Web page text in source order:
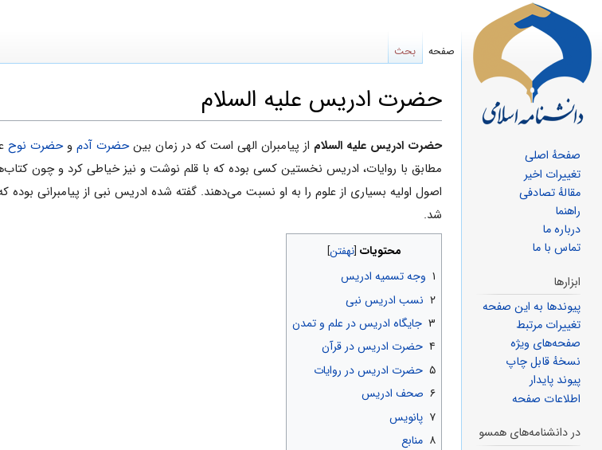
حضرت ادریس علیه السلام
پرش
به
ناوبری
پرش
به
جستجو
حضرت ادریس علیه السلام از پیامبران الهی است که در زمان بینحضرت آدم وحضرت نوح
مطابق با روایات، ادریس نخستین کسى بوده که با قلم نوشت و نیز خیاطی کرد و چون
اصول اولیه بسیاری از علوم را به او نسبت می‌دهند. گفته شده ادریس نبی از پیامبرانی بوده
شد.
محتویات
۱ وجه تسمیه ادریس
۲ نسب ادریس نبی
۳ جایگاه ادریس در علم و تمدن
۴ حضرت ادریس در قرآن
۵ حضرت ادریس در روایات
۶ صحف ادریس
۷ پانویس
۸ منابع
صفحه بحث
صفحهٔ اصلی
تغییرات اخیر
مقالهٔ تصادفی
راهنما
درباره ما
تماس با ما
ابزارها
پیوندها به این صفحه
تغییرات مرتبط
صفحه‌های ویژه
نسخهٔ قابل چاپ
پیوند پایدار
اطلاعات صفحه
در دانشنامه‌های همسو